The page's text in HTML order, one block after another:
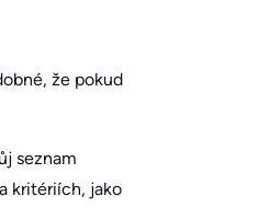
že pokud
seznam
kritériích, jako